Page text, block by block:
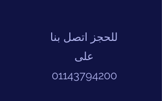
للحجز اتصل بنا
على
01143794200